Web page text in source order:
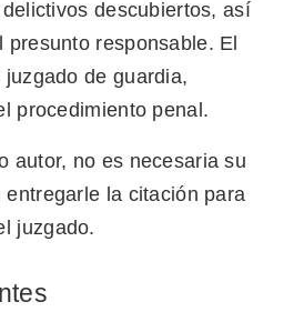
descubiertos, así
presunto responsable. El
de guardia,
procedimiento penal.
autor, no es necesaria su
la citación para
juzgado.